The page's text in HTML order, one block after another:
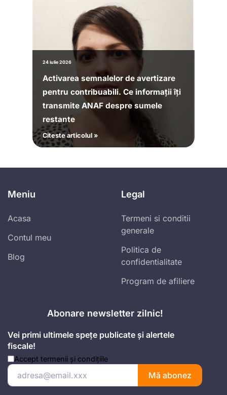
24 iulie 2026
Activarea semnalelor de avertizare
pentru contribuabili. Ce informații îți
transmite ANAF despre sumele
restante
Citeste articolul »
Meniu
Acasa
Contul meu
Blog
Legal
Termeni si conditii
generale
Politica de
confidentialitate
Program de afiliere
Abonare newsletter zilnic!
Vei primi ultimele spețe publicate și alertele
fiscale!
Accept termenii și condițiile
Mă abonez